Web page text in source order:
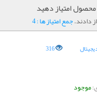
محصول امتیاز دهید
جمع امتیاز ها : 4
316
موجود